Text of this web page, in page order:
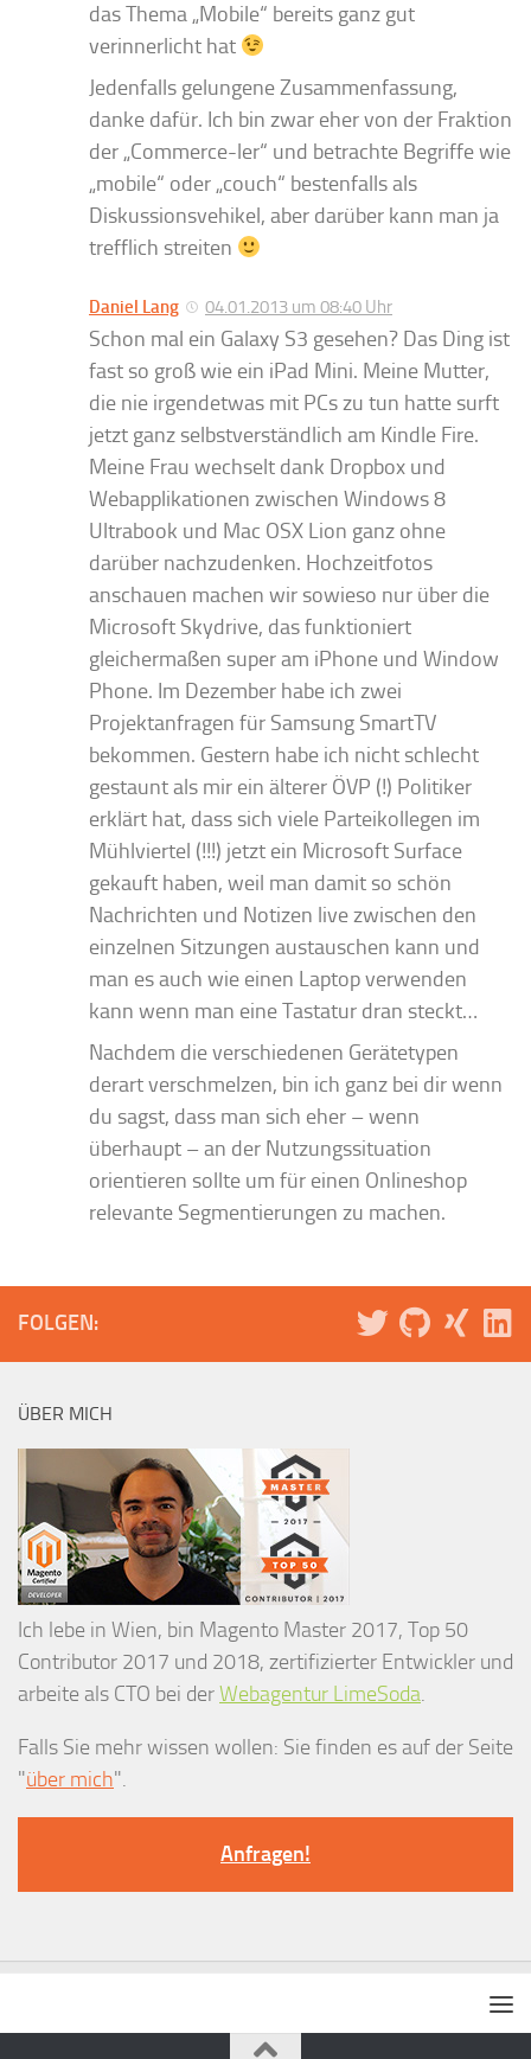
das Thema „Mobile“ bereits ganz gut
verinnerlicht hat
Jedenfalls gelungene Zusammenfassung,
danke dafür. Ich bin zwar eher von der Fraktion
der „Commerce-ler“ und betrachte Begriffe wie
„mobile“ oder „couch“ bestenfalls als
Diskussionsvehikel, aber darüber kann man ja
trefflich streiten
Daniel Lang 04.01.2013 um 08:40 Uhr
Schon mal ein Galaxy S3 gesehen? Das Ding ist
fast so groß wie ein iPad Mini. Meine Mutter,
die nie irgendetwas mit PCs zu tun hatte surft
jetzt ganz selbstverständlich am Kindle Fire.
Meine Frau wechselt dank Dropbox und
Webapplikationen zwischen Windows 8
Ultrabook und Mac OSX Lion ganz ohne
darüber nachzudenken. Hochzeitfotos
anschauen machen wir sowieso nur über die
Microsoft Skydrive, das funktioniert
gleichermaßen super am iPhone und Window
Phone. Im Dezember habe ich zwei
Projektanfragen für Samsung SmartTV
bekommen. Gestern habe ich nicht schlecht
gestaunt als mir ein älterer ÖVP (!) Politiker
erklärt hat, dass sich viele Parteikollegen im
Mühlviertel (!!!) jetzt ein Microsoft Surface
gekauft haben, weil man damit so schön
Nachrichten und Notizen live zwischen den
einzelnen Sitzungen austauschen kann und
man es auch wie einen Laptop verwenden
kann wenn man eine Tastatur dran steckt…
Nachdem die verschiedenen Gerätetypen
derart verschmelzen, bin ich ganz bei dir wenn
du sagst, dass man sich eher – wenn
überhaupt – an der Nutzungssituation
orientieren sollte um für einen Onlineshop
relevante Segmentierungen zu machen.
FOLGEN:
ÜBER MICH
Ich lebe in Wien, bin Magento Master 2017, Top 50
Contributor 2017 und 2018, zertifizierter Entwickler und
arbeite als CTO bei derWebagentur LimeSoda.
Falls Sie mehr wissen wollen: Sie finden es auf der Seite
"über mich".
Anfragen!